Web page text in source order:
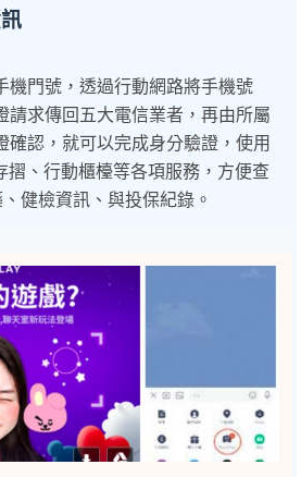
機門號，透過行動網路將手機號
請求傳回五大電信業者，再由所屬
確認，就可以完成身分驗證，使用
摺、行動櫃檯等各項服務，方便查
健檢資訊、與投保紀錄。